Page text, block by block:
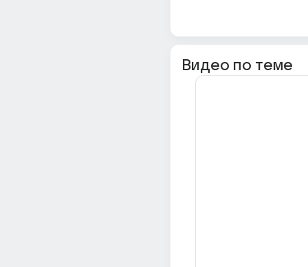
Видео по теме